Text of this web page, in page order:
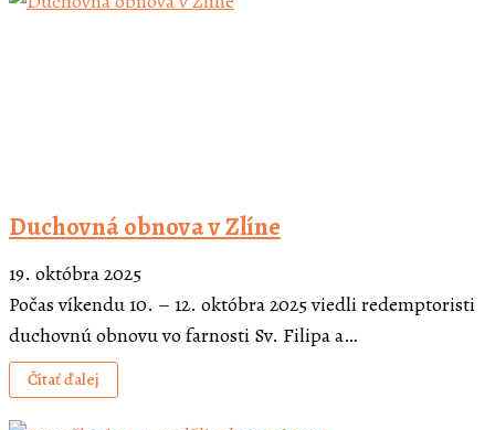
Duchovná obnova v Zlíne
19. októbra 2025
Počas víkendu 10. – 12. októbra 2025 viedli redemptoristi
duchovnú obnovu vo farnosti Sv. Filipa a…
Čítať ďalej